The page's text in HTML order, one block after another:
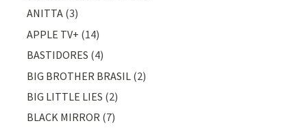
ANITTA (3)
APPLE TV+ (14)
BASTIDORES (4)
BIG BROTHER BRASIL (2)
BIG LITTLE LIES (2)
BLACK MIRROR (7)